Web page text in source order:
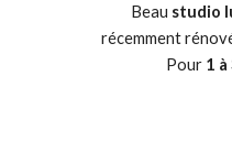
Beau studio
récemment
Pour 1